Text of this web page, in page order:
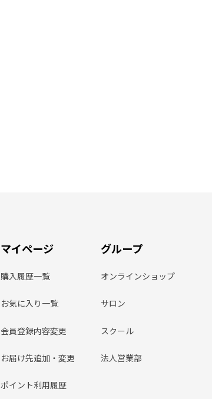
マイページ
購入履歴一覧
お気に入り一覧
会員登録内容変更
お届け先追加・変更
ポイント利用履歴
グループ
オンラインショップ
サロン
スクール
法人営業部